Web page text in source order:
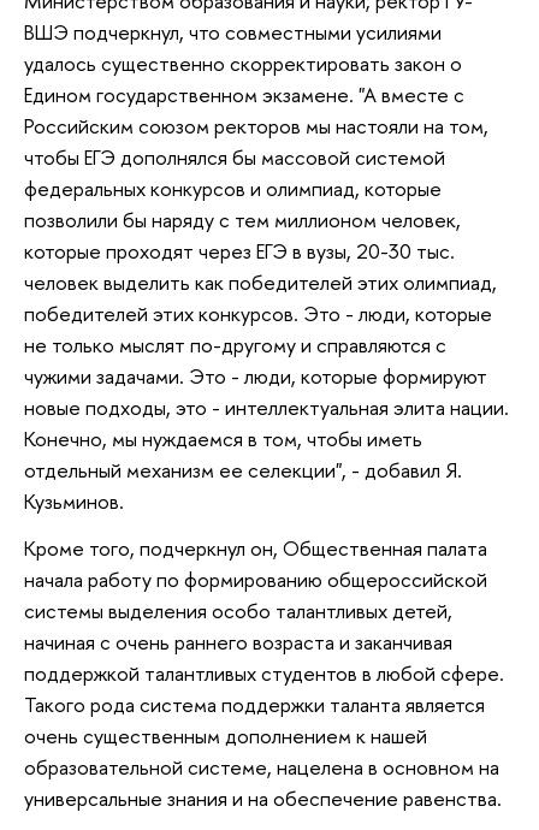
ВШЭ подчеркнул, что совместными усилиями
удалось существенно скорректировать закон о
Едином государственном экзамене. "А вместе с
Российским союзом ректоров мы настояли на том,
чтобы ЕГЭ дополнялся бы массовой системой
федеральных конкурсов и олимпиад, которые
позволили бы наряду с тем миллионом человек,
которые проходят через ЕГЭ в вузы, 20-30 тыс.
человек выделить как победителей этих олимпиад,
победителей этих конкурсов. Это - люди, которые
не только мыслят по-другому и справляются с
чужими задачами. Это - люди, которые формируют
новые подходы, это - интеллектуальная элита нации.
Конечно, мы нуждаемся в том, чтобы иметь
отдельный механизм ее селекции", - добавил Я.
Кузьминов.
Кроме того, подчеркнул он, Общественная палата
начала работу по формированию общероссийской
системы выделения особо талантливых детей,
начиная с очень раннего возраста и заканчивая
поддержкой талантливых студентов в любой сфере.
Такого рода система поддержки таланта является
очень существенным дополнением к нашей
образовательной системе, нацелена в основном на
универсальные знания и на обеспечение равенства.